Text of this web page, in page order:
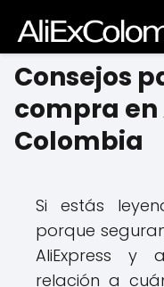
Consejos
compra en
Colombia
Si estás
porque
AliExpress y
relación a